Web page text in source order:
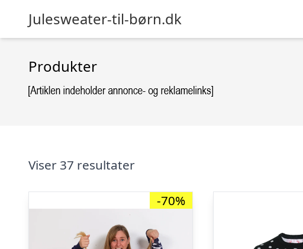
Julesweater-til-børn.dk
Produkter
Viser 37 resultater
-70%